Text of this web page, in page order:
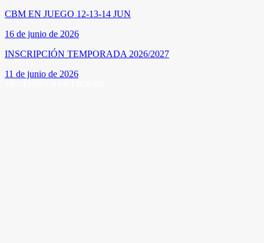
CBM EN JUEGO 12-13-14 JUN
16 de junio de 2026
INSCRIPCIÓN TEMPORADA 2026/2027
11 de junio de 2026